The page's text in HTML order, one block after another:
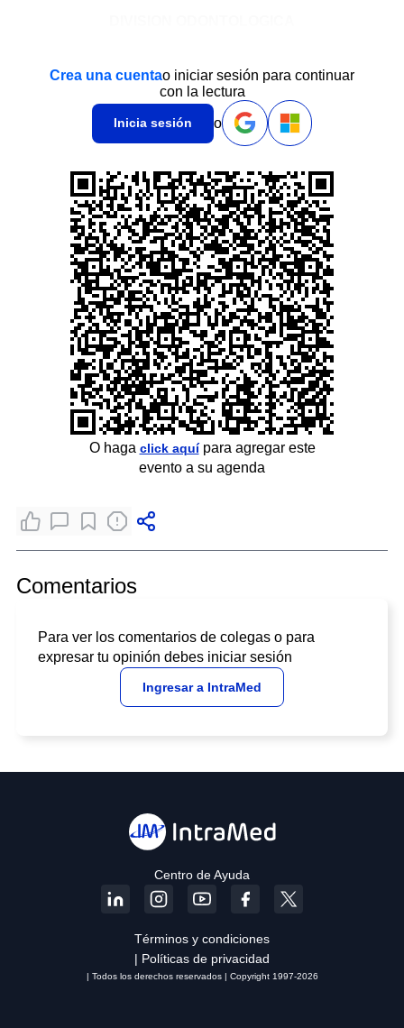
Crea una cuentao iniciar sesión para continuar
con la lectura
Inicia sesión o
O haga click aquípara agregar este
evento a su agenda
Comentarios
Para ver los comentarios de colegas o para
expresar tu opinión debes iniciar sesión
Ingresar a IntraMed
Centro de Ayuda
Términos y condiciones
| Políticas de privacidad
| Todos los derechos reservados | Copyright 1997-2026